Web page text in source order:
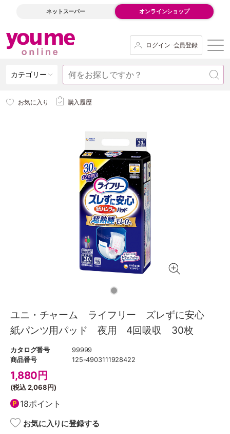
ネットスーパー オンラインショップ
ログイン･会員登録
カテゴリー
お気に入り 購入履歴
ユニ・チャーム ライフリー ズレずに安心
紙パンツ用パッド 夜用 4回吸収 30枚
カタログ番号
99999
商品番号
125-4903111928422
1,880 円
(税込2,068円)
18ポイント
お気に入りに登録する